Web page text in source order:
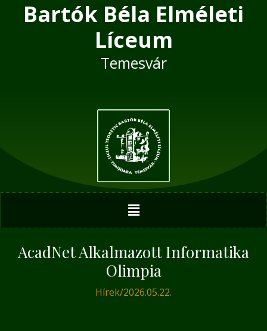
Bartók Béla Elméleti
Líceum
Temesvár
Menu
AcadNet Alkalmazott Informatika
Olimpia
Hírek/2026.05.22.
Post
navigation